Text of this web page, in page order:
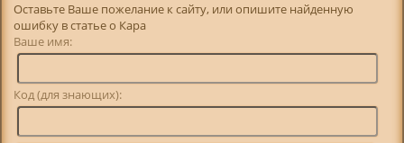
Оставьте Ваше пожелание к сайту, или опишите найденную
ошибку в статье о Кара
Ваше имя:
Код (для знающих):